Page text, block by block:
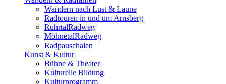
Wandern nach Lust & Laune
Radtouren in und um Arnsberg
RuhrtalRadweg
MöhnetalRadweg
Radpauschalen
Kunst & Kultur
Bühne & Theater
Kulturelle Bildung
Kulturprogramm